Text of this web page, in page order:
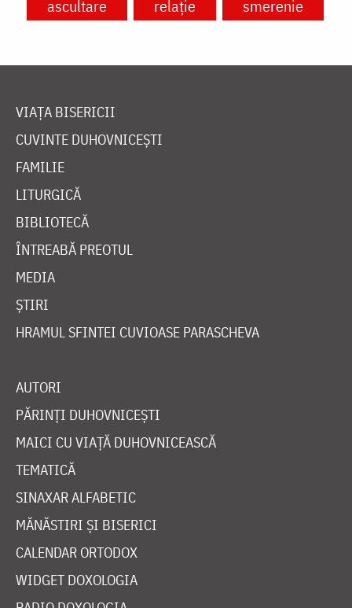
ascultare
relație smerenie
VIAȚA BISERICII
CUVINTE DUHOVNICEȘTI
FAMILIE
LITURGICĂ
BIBLIOTECĂ
ÎNTREABĂ PREOTUL
MEDIA
ȘTIRI
HRAMUL SFINTEI CUVIOASE PARASCHEVA
AUTORI
PĂRINȚI DUHOVNICEȘTI
MAICI CU VIAȚĂ DUHOVNICEASCĂ
TEMATICĂ
SINAXAR ALFABETIC
MĂNĂSTIRI ȘI BISERICI
CALENDAR ORTODOX
WIDGET DOXOLOGIA